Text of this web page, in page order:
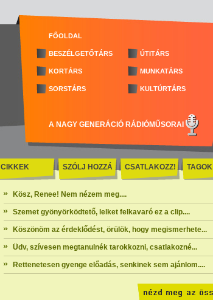
FŐOLDAL
BESZÉLGETŐTÁRS ÚTITÁRS
KORTÁRS MUNKATÁRS
SORSTÁRS KULTÚRTÁRS
A NAGY GENERÁCIÓ RÁDIÓMŰSORAI
CIKKEK SZÓLJ HOZZÁ CSATLAKOZZ! TAGOK
Kösz, Renee! Nem nézem meg....
Szemet gyönyörködtető, lelket felkavaró ez a clip....
Köszönöm az érdeklődést, örülök, hogy megismerhete...
Üdv, szívesen megtanulnék tarokkozni, csatlakozné...
Rettenetesen gyenge előadás, senkinek sem ajánlom....